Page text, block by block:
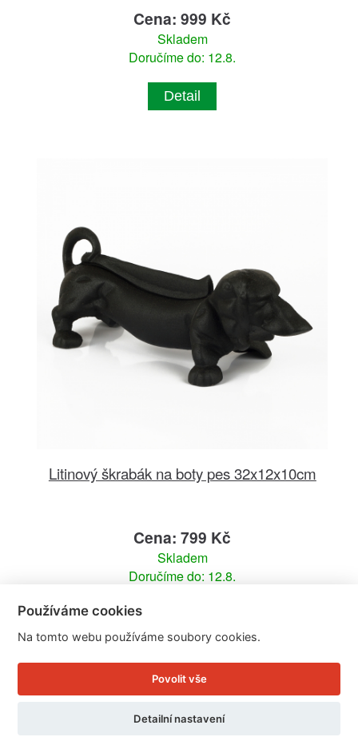
Cena: 999 Kč
Skladem
Doručíme do: 12.8.
Detail
Litinový škrabák na boty pes 32x12x10cm
Cena: 799 Kč
Skladem
Doručíme do: 12.8.
Používáme cookies
Na tomto webu používáme soubory cookies.
Povolit vše
Detailní nastavení